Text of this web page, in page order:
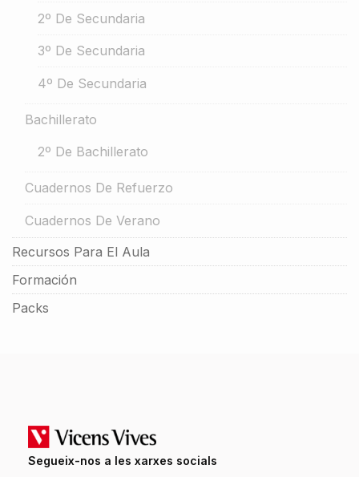
2º De Secundaria
3º De Secundaria
4º De Secundaria
Bachillerato
2º De Bachillerato
Cuadernos De Refuerzo
Cuadernos De Verano
Recursos Para El Aula
Formación
Packs
Segueix-nos a les xarxes socials